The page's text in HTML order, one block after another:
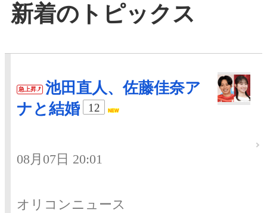
新着のトピックス
急上昇
池田直人、佐藤佳奈ア
ナと結婚
12
08月07日 20:01
オリコンニュース